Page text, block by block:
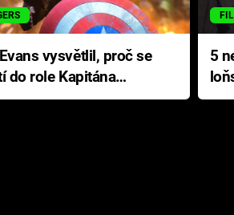
vysvětlil, proč se
do role Kapitána
5